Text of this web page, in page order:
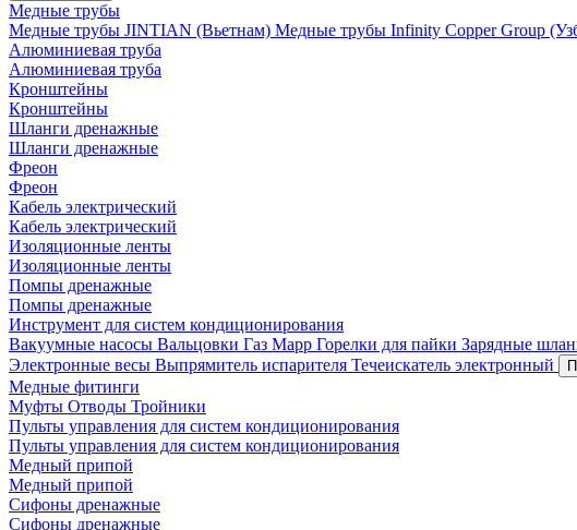
Медные трубы
Медные трубы JINTIAN (Вьетнам) Медные трубы Infinity Copper Group
Алюминиевая труба
Алюминиевая труба
Кронштейны
Кронштейны
Шланги дренажные
Шланги дренажные
Фреон
Фреон
Кабель электрический
Кабель электрический
Изоляционные ленты
Изоляционные ленты
Помпы дренажные
Помпы дренажные
Инструмент для систем кондиционирования
Вакуумные насосы Вальцовки Газ Mapp Горелки для пайки Зарядные
Электронные весы Выпрямитель испарителя Течеискатель электронный
Медные фитинги
Муфты Отводы Тройники
Пульты управления для систем кондиционирования
Пульты управления для систем кондиционирования
Медный припой
Медный припой
Сифоны дренажные
Сифоны дренажные